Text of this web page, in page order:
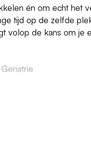
én om echt het
tijd op de zelfde
volop de kans om
leergierige